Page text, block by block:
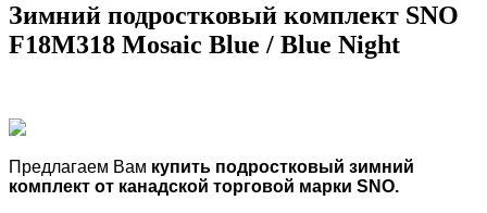
Зимний подростковый комплект SNO
F18M318 Mosaic Blue / Blue Night
Предлагаем Вам купить подростковый зимний
комплект от канадской торговой марки SNO.